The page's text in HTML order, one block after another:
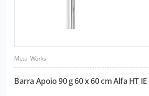
Metal Works
Barra Apoio 90 g 60 x 60 cm Alfa HT IE